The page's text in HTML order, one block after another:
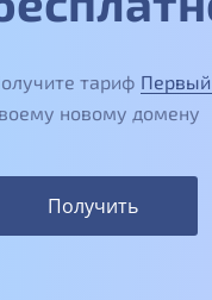
тариф Первый
новому домену
Получить